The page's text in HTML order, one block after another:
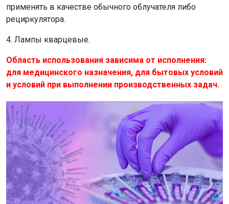
применять в качестве обычного облучателя либо
рециркулятора.
4. Лампы кварцевые.
Область использования зависима от исполнения:
для медицинского назначения, для бытовых условий
и условий при выполнении производственных задач.